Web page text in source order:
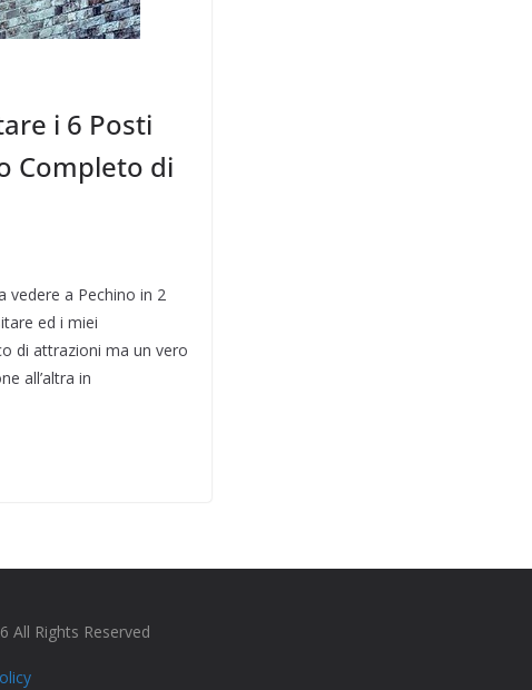
i 6 Posti
Completo di
vedere a Pechino in 2
ed i miei
di attrazioni ma un vero
all’altra in
All Rights Reserved